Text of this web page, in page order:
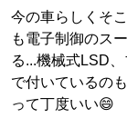
今の車らしくそ
も電子制御のス
る...機械式LSD
で付いているの
って丁度いい😄